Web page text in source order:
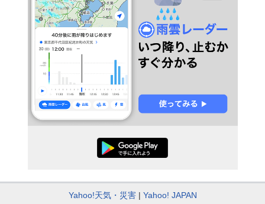
Yahoo!天気・災害 Yahoo! JAPAN